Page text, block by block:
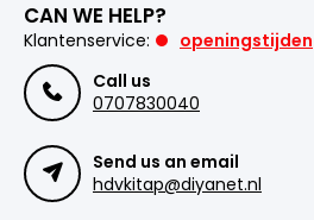
CAN WE HELP?
Klantenservice:
openingstijden
Call us
0707830040
Send us an email
hdvkitap@diyanet.nl